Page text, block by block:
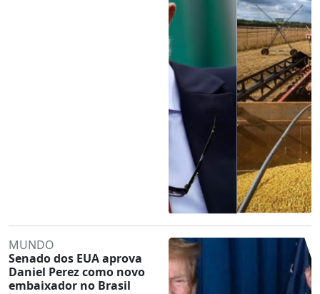
MUNDO
Senado dos EUA aprova
Daniel Perez como novo
embaixador no Brasil